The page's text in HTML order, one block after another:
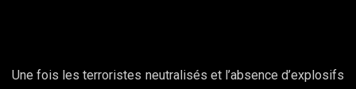
Une fois les terroristes neutralisés et l’absence d’explosifs